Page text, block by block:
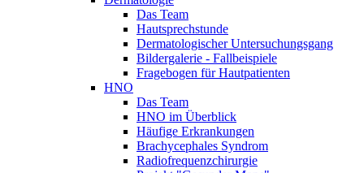
Das Team
Hautsprechstunde
Dermatologischer Untersuchungsgang
Bildergalerie - Fallbeispiele
Fragebogen für Hautpatienten
HNO
Das Team
HNO im Überblick
Häufige Erkrankungen
Brachycephales Syndrom
Radiofrequenzchirurgie